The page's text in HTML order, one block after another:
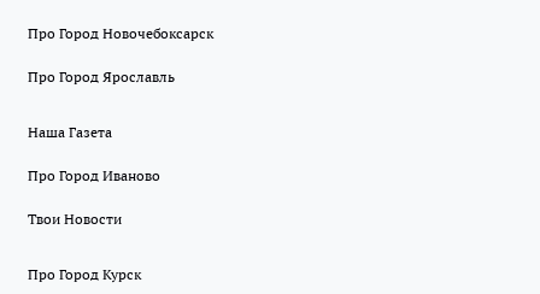
Про Город Новочебоксарск
Про Город Ярославль
Наша Газета
Про Город Иваново
Твои Новости
Про Город Курск